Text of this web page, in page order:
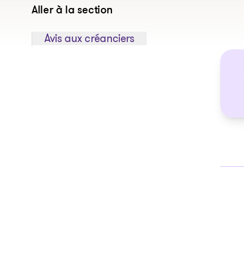
Aller à la section
Sauter à la section:
Avis aux créanciers